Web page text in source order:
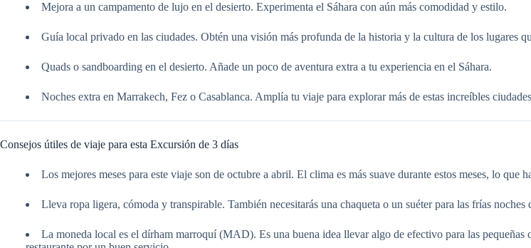
Mejora a un campamento de lujo en el desierto. Experimenta el Sáhara con aún más comodidad y estilo.
Guía local privado en las ciudades. Obtén una visión más profunda de la historia y la cultura de los lugares
Quads o sandboarding en el desierto. Añade un poco de aventura extra a tu experiencia en el Sáhara.
Noches extra en Marrakech, Fez o Casablanca. Amplía tu viaje para explorar más de estas increíbles
Consejos útiles de viaje para esta Excursión de 3 días
Los mejores meses para este viaje son de octubre a abril. El clima es más suave durante estos meses, lo que
Lleva ropa ligera, cómoda y transpirable. También necesitarás una chaqueta o un suéter para las frías
La moneda local es el dírham marroquí (MAD). Es una buena idea llevar algo de efectivo para las